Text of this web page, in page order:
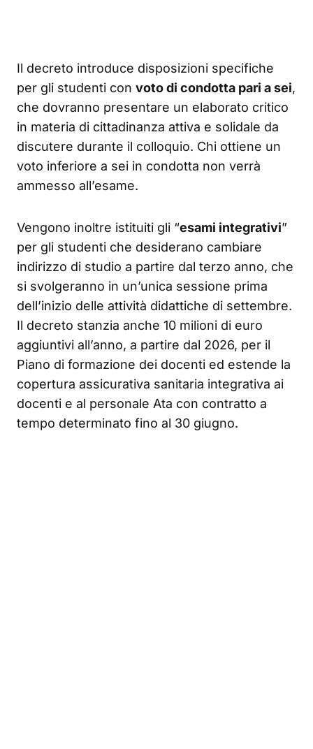
Il decreto introduce disposizioni specifiche
per gli studenti con voto di condotta pari a sei,
che dovranno presentare un elaborato critico
in materia di cittadinanza attiva e solidale da
discutere durante il colloquio. Chi ottiene un
voto inferiore a sei in condotta non verrà
ammesso all’esame.
Vengono inoltre istituiti gli “esami integrativi”
per gli studenti che desiderano cambiare
indirizzo di studio a partire dal terzo anno, che
si svolgeranno in un’unica sessione prima
dell’inizio delle attività didattiche di settembre.
Il decreto stanzia anche 10 milioni di euro
aggiuntivi all’anno, a partire dal 2026, per il
Piano di formazione dei docenti ed estende la
copertura assicurativa sanitaria integrativa ai
docenti e al personale Ata con contratto a
tempo determinato fino al 30 giugno.